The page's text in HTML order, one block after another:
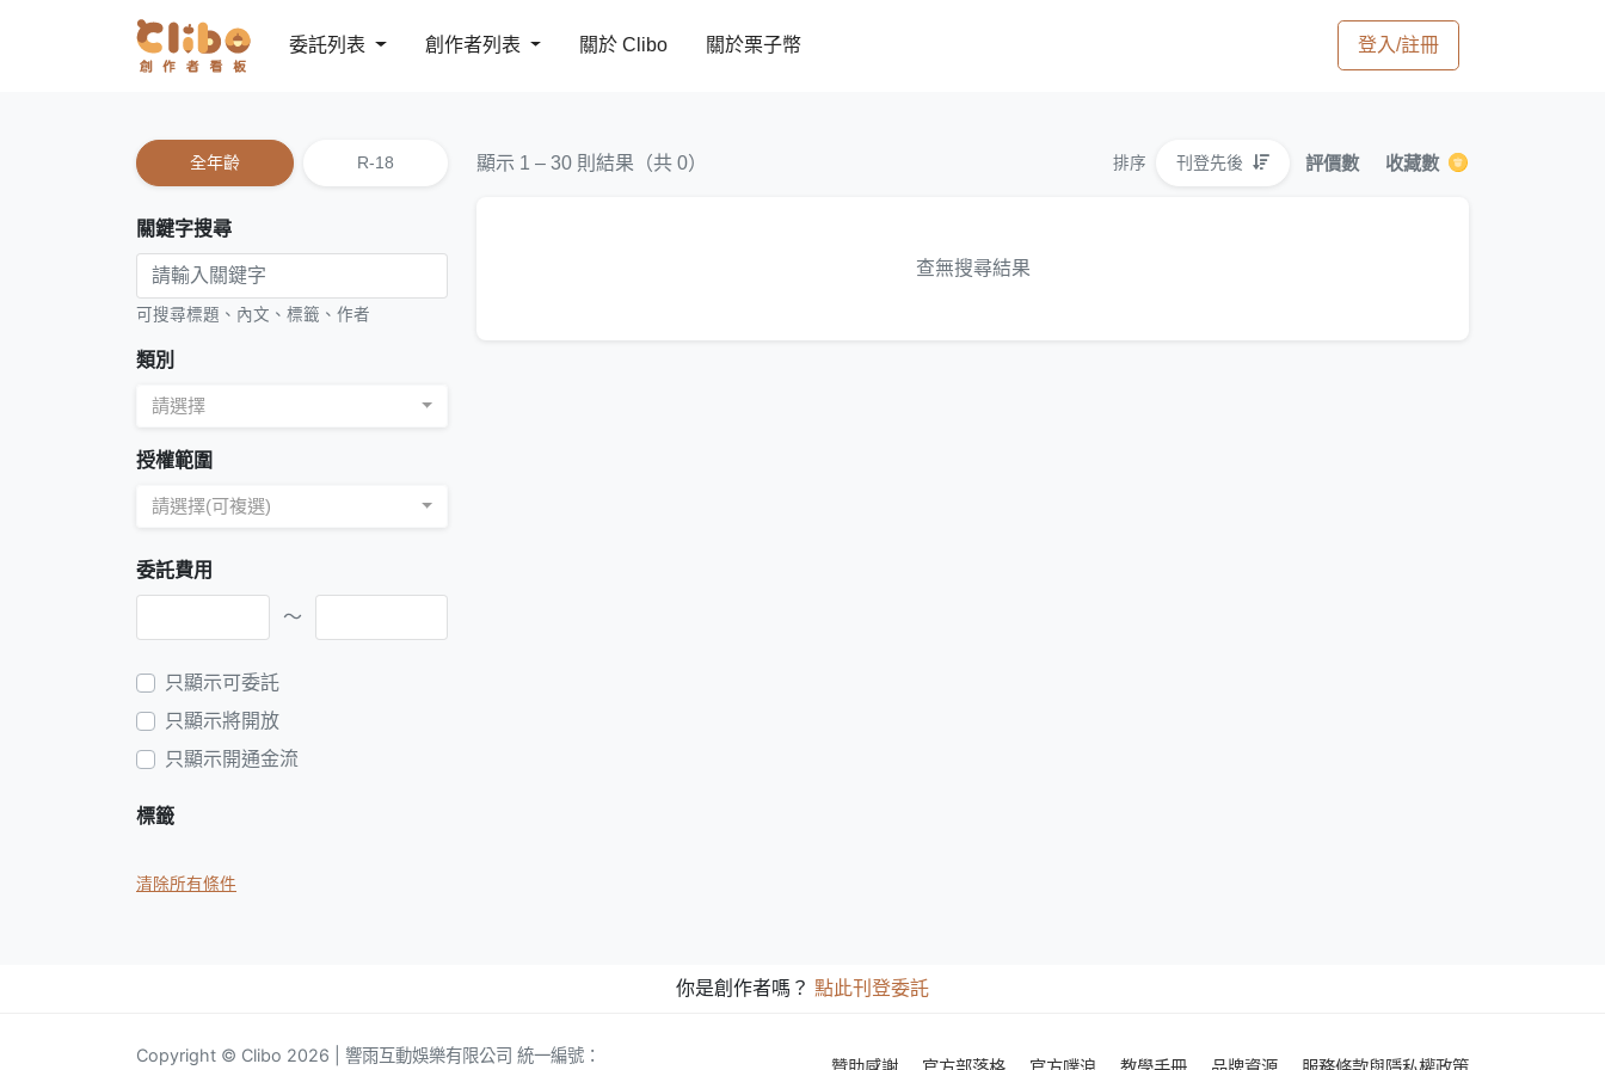
委託列表 創作者列表 關於 Clibo 關於栗子幣 登入/註冊
全年齡 R-18
關鍵字搜尋
可搜尋標題、內文、標籤、作者
類別
請選擇
授權範圍
請選擇(可複選)
委託費用
～
只顯示可委託
只顯示將開放
只顯示開通金流
標籤
清除所有條件
顯示 1 – 30 則結果（共 0） 排序 刊登先後 評價數 收藏數
查無搜尋結果
你是創作者嗎？ 點此刊登委託
Copyright © Clibo 2026 | 響雨互動娛樂有限公司 統一編號：